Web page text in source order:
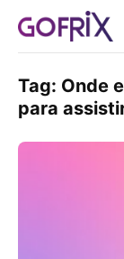
Tag: Onde
para